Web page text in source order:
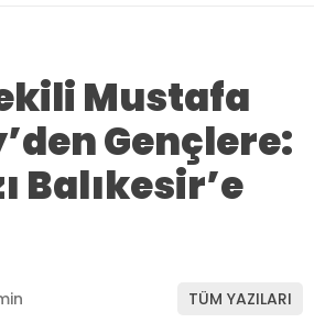
Mustafa
Gençlere:
Balıkesir’e
TÜM YAZILARI